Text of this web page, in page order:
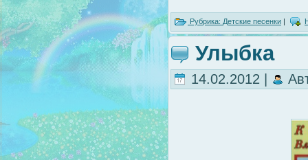
Рубрика: Детские песенки |
Улыбка
14.02.2012 |